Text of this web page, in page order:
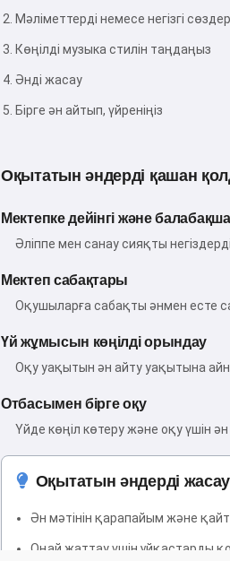
Мәліметтерді немесе негізгі
Көңілді музыка стилін таңдаңыз
Әнді жасау
Бірге ән айтып, үйреніңіз
Оқытатын әндерді қашан
Мектепке дейінгі және балабақша
Әліппе мен санау сияқты
Мектеп сабақтары
Оқушыларға сабақты әнмен есте
Үй жұмысын көңілді орындау
Оқу уақытын ән айту уақытына
Отбасымен бірге оқу
Үйде көңіл көтеру және оқу үшін
Оқытатын әндерді
Ән мәтінін қарапайым және
Оңай жаттау үшін ұйқастарды